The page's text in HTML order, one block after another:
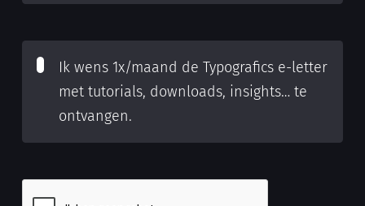
Ik wens 1x/maand de Typografics e-letter
met tutorials, downloads, insights… te
ontvangen.